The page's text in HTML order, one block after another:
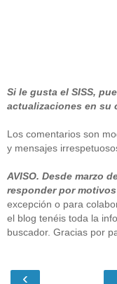
Si le gusta el SISS,
actualizaciones en su
Los comentarios son
y mensajes
AVISO. Desde marzo
responder por
excepción o para
el blog tenéis toda la
buscador. Gracias por
‹